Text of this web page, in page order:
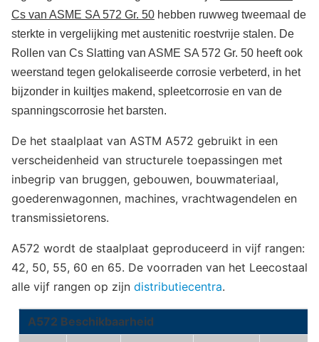
Cs van ASME SA 572 Gr. 50 hebben ruwweg tweemaal de
sterkte in vergelijking met austenitic roestvrije stalen. De
Rollen van Cs Slatting van ASME SA 572 Gr. 50 heeft ook
weerstand tegen gelokaliseerde corrosie verbeterd, in het
bijzonder in kuiltjes makend, spleetcorrosie en van de
spanningscorrosie het barsten.
De het staalplaat van ASTM A572 gebruikt in een
verscheidenheid van structurele toepassingen met
inbegrip van bruggen, gebouwen, bouwmateriaal,
goederenwagonnen, machines, vrachtwagendelen en
transmissietorens.
A572 wordt de staalplaat geproduceerd in vijf rangen:
42, 50, 55, 60 en 65. De voorraden van het Leecostaal
alle vijf rangen op zijn distributiecentra.
A572 Beschikbaarheid